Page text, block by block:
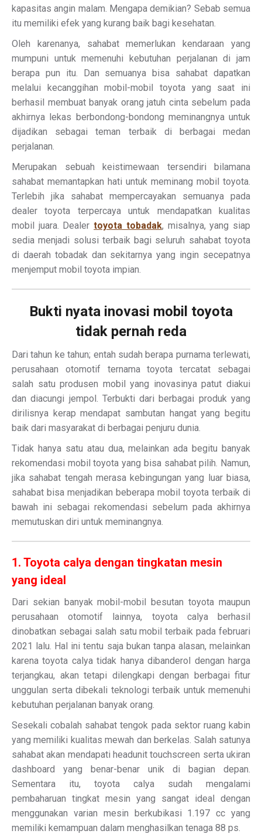
kapasitas angin malam. Mengapa demikian? Sebab semua
itu memiliki efek yang kurang baik bagi kesehatan.
Oleh karenanya, sahabat memerlukan kendaraan yang
mumpuni untuk memenuhi kebutuhan perjalanan di jam
berapa pun itu. Dan semuanya bisa sahabat dapatkan
melalui kecanggihan mobil-mobil toyota yang saat ini
berhasil membuat banyak orang jatuh cinta sebelum pada
akhirnya lekas berbondong-bondong meminangnya untuk
dijadikan sebagai teman terbaik di berbagai medan
perjalanan.
Merupakan sebuah keistimewaan tersendiri bilamana
sahabat memantapkan hati untuk meminang mobil toyota.
Terlebih jika sahabat mempercayakan semuanya pada
dealer toyota terpercaya untuk mendapatkan kualitas
mobil juara. Dealertoyota tobadak, misalnya, yang siap
sedia menjadi solusi terbaik bagi seluruh sahabat toyota
di daerah tobadak dan sekitarnya yang ingin secepatnya
menjemput mobil toyota impian.
Bukti nyata inovasi mobil toyota
tidak pernah reda
Dari tahun ke tahun; entah sudah berapa purnama terlewati,
perusahaan otomotif ternama toyota tercatat sebagai
salah satu produsen mobil yang inovasinya patut diakui
dan diacungi jempol. Terbukti dari berbagai produk yang
dirilisnya kerap mendapat sambutan hangat yang begitu
baik dari masyarakat di berbagai penjuru dunia.
Tidak hanya satu atau dua, melainkan ada begitu banyak
rekomendasi mobil toyota yang bisa sahabat pilih. Namun,
jika sahabat tengah merasa kebingungan yang luar biasa,
sahabat bisa menjadikan beberapa mobil toyota terbaik di
bawah ini sebagai rekomendasi sebelum pada akhirnya
memutuskan diri untuk meminangnya.
1. Toyota calya dengan tingkatan mesin
yang ideal
Dari sekian banyak mobil-mobil besutan toyota maupun
perusahaan otomotif lainnya, toyota calya berhasil
dinobatkan sebagai salah satu mobil terbaik pada februari
2021 lalu. Hal ini tentu saja bukan tanpa alasan, melainkan
karena toyota calya tidak hanya dibanderol dengan harga
terjangkau, akan tetapi dilengkapi dengan berbagai fitur
unggulan serta dibekali teknologi terbaik untuk memenuhi
kebutuhan perjalanan banyak orang.
Sesekali cobalah sahabat tengok pada sektor ruang kabin
yang memiliki kualitas mewah dan berkelas. Salah satunya
sahabat akan mendapati headunit touchscreen serta ukiran
dashboard yang benar-benar unik di bagian depan.
Sementara itu, toyota calya sudah mengalami
pembaharuan tingkat mesin yang sangat ideal dengan
menggunakan varian mesin berkubikasi 1.197 cc yang
memiliki kemampuan dalam menghasilkan tenaga 88 ps.